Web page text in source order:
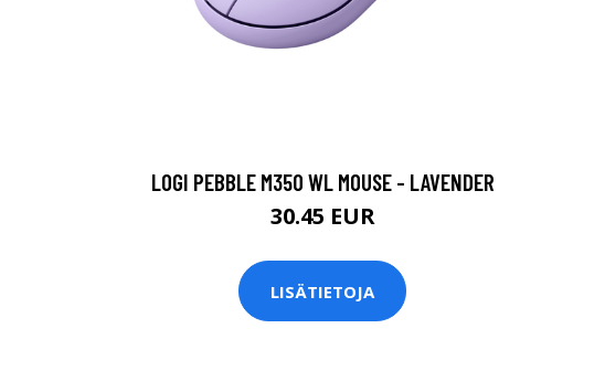
LOGI PEBBLE M350 WL MOUSE - LAVENDER
30.45 EUR
LISÄTIETOJA